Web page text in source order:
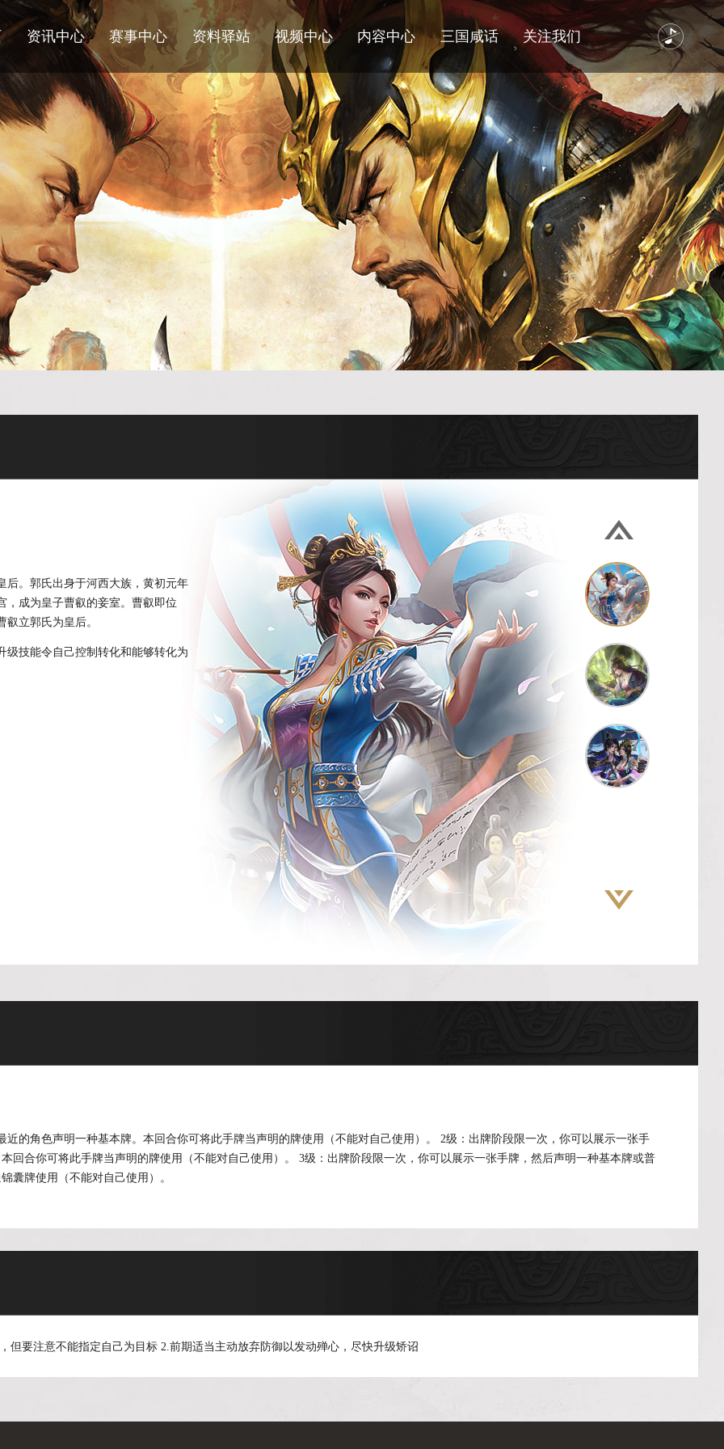
资讯中心 赛事中心 资料驿站 视频中心 内容中心 三国咸话 关注我们
后。郭氏出身于河西大族，黄初元年
，成为皇子曹叡的妾室。曹叡即位
立郭氏为皇后。
级技能令自己控制转化和能够转化为
的角色声明一种基本牌。本回合你可将此手牌当声明的牌使用（不能对自己使用）。 2级：出牌阶段限一次，你可以展示一张手
回合你可将此手牌当声明的牌使用（不能对自己使用）。 3级：出牌阶段限一次，你可以展示一张手牌，然后声明一种基本牌或普
囊牌使用（不能对自己使用）。
但要注意不能指定自己为目标 2.前期适当主动放弃防御以发动殚心，尽快升级矫诏